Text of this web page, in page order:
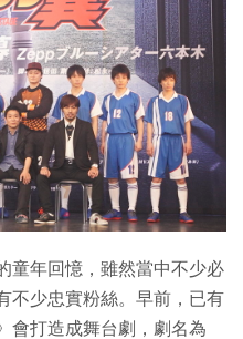
童年回憶，雖然當中不少必
不少忠實粉絲。早前，已有
會打造成舞台劇，劇名為